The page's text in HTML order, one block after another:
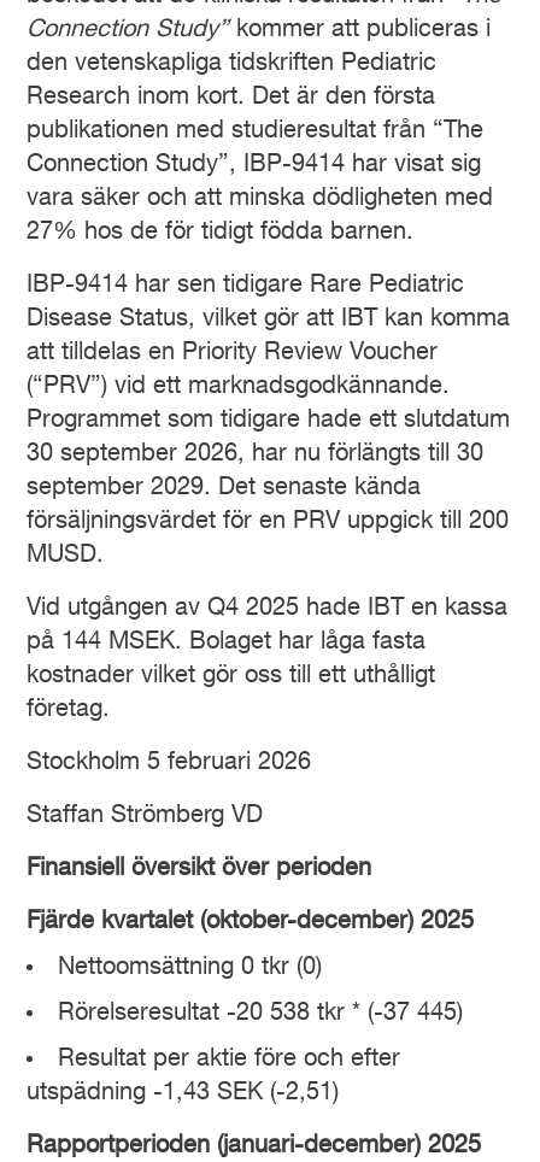
Connection Study”kommer att publiceras i
den vetenskapliga tidskriften Pediatric
Research inom kort. Det är den första
publikationen med studieresultat från “The
Connection Study”, IBP-9414 har visat sig
vara säker och att minska dödligheten med
27% hos de för tidigt födda barnen.
IBP-9414 har sen tidigare Rare Pediatric
Disease Status, vilket gör att IBT kan komma
att tilldelas en Priority Review Voucher
(“PRV”) vid ett marknadsgodkännande.
Programmet som tidigare hade ett slutdatum
30 september 2026, har nu förlängts till 30
september 2029. Det senaste kända
försäljningsvärdet för en PRV uppgick till 200
MUSD.
Vid utgången av Q4 2025 hade IBT en kassa
på 144 MSEK. Bolaget har låga fasta
kostnader vilket gör oss till ett uthålligt
företag.
Stockholm 5 februari 2026
Staffan Strömberg VD
Finansiell översikt över perioden
Fjärde kvartalet (oktober-december) 2025
Nettoomsättning 0 tkr (0)
Rörelseresultat -20 538 tkr * (-37 445)
Resultat per aktie före och efter
utspädning -1,43 SEK (-2,51)
Rapportperioden (januari-december) 2025